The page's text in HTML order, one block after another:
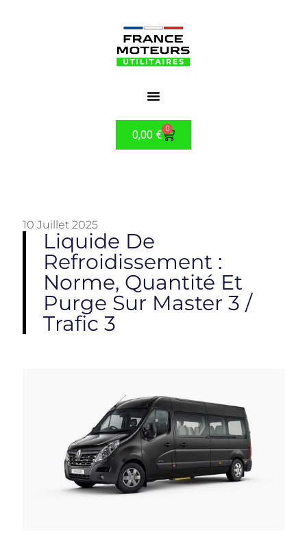
0,00 € 0
10 Juillet 2025
Liquide De
Refroidissement :
Norme, Quantité Et
Purge Sur Master 3 /
Trafic 3